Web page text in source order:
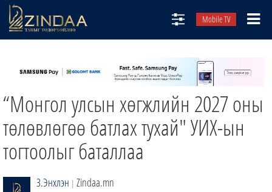
Mobile TV
ТВ8
ӨГЛӨӨНИЙ СОНИН
“Монгол улсын хөгжлийн 2027 оны
төлөвлөгөө батлах тухай" УИХ-ын
тогтоолыг баталлаа
З.Энхлэн | Zindaa.mn